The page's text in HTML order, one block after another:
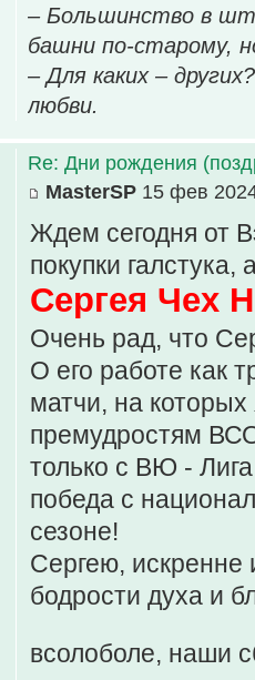
– Большинство в
башни по-старому,
– Для каких –
любви.
Re: Дни рождения
MasterSP 15 фев
Ждем сегодня от
покупки
Сергея Чех
Очень рад, что
О его работе как
матчи, на
премудростям
только с ВЮ -
победа с
сезоне!
Сергею, искренне
бодрости духа и
всолоболе, наши